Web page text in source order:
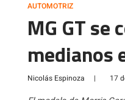
AUTOMOTRIZ
MG GT se
medianos
Nicolás Espinoza | 17